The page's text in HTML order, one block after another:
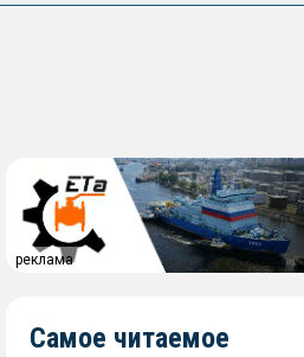
реклама
Самое читаемое